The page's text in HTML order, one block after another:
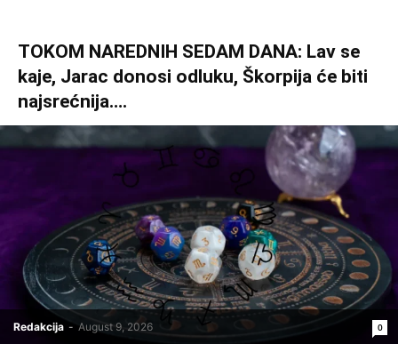
TOKOM NAREDNIH SEDAM DANA: Lav se
kaje, Jarac donosi odluku, Škorpija će biti
najsrećnija….
Redakcija - August 9, 2026 0